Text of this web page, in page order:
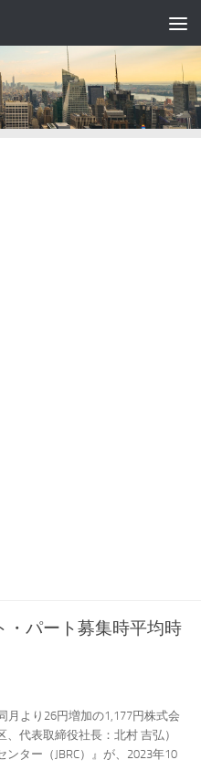
・パート募集時平均時
月より26円増加の1,177円株式会
代表取締役社長：北村 吉弘）
ター（JBRC）』が、2023年10